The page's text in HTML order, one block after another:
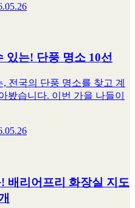
있는! 단풍 명소 10선
전국의 단풍 명소를 찾고 계
봤습니다. 이번 가을 나들이
배리어프리 화장실 지도